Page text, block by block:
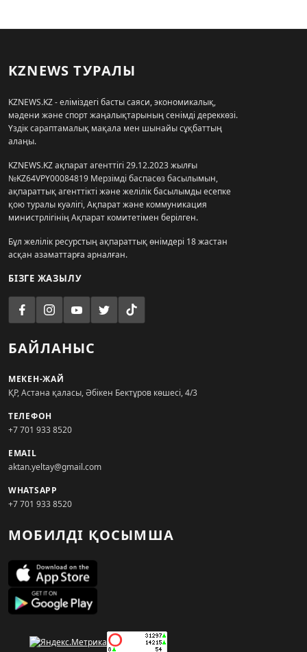
KZNEWS ТУРАЛЫ
KZNEWS.KZ - еліміздегі басты саяси, экономикалық,
мәдени және спорт жаңалықтарының сенімді дереккөзі.
Үздік сараптамалық мақала мен шынайы сұқбаттың
алаңы.
KZNEWS.KZ ақпарат агенттігі 29.12.2023 жылғы
№KZ64VPY00084819 Мерзімді баспасөз басылымын,
ақпараттық агенттікті және желілік басылымды есепке
қою туралы куәлігі, Ақпарат және коммуникация
министрлігінің Ақпарат комитетімен берілген.
Бұл желілік ресурстың ақпараттық өнімдері 18 жастан
асқан азаматтарға арналған.
БІЗГЕ ЖАЗЫЛУ
БАЙЛАНЫС
МЕКЕН-ЖАЙ
ҚР, Астана қаласы, Әбікен Бектұров көшесі, 4/3
ТЕЛЕФОН
+7 701 933 8520
EMAIL
aktan.yeltay@gmail.com
WHATSAPP
+7 701 933 8520
МОБИЛДІ ҚОСЫМША